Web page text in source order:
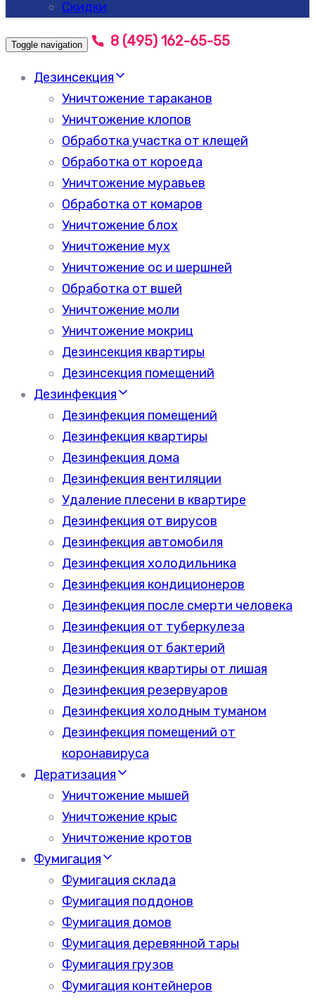
Скидки
Toggle navigation 8 (495) 162-65-55
Дезинсекция
Уничтожение тараканов
Уничтожение клопов
Обработка участка от клещей
Обработка от короеда
Уничтожение муравьев
Обработка от комаров
Уничтожение блох
Уничтожение мух
Уничтожение ос и шершней
Обработка от вшей
Уничтожение моли
Уничтожение мокриц
Дезинсекция квартиры
Дезинсекция помещений
Дезинфекция
Дезинфекция помещений
Дезинфекция квартиры
Дезинфекция дома
Дезинфекция вентиляции
Удаление плесени в квартире
Дезинфекция от вирусов
Дезинфекция автомобиля
Дезинфекция холодильника
Дезинфекция кондиционеров
Дезинфекция после смерти человека
Дезинфекция от туберкулеза
Дезинфекция от бактерий
Дезинфекция квартиры от лишая
Дезинфекция резервуаров
Дезинфекция холодным туманом
Дезинфекция помещений от
коронавируса
Дератизация
Уничтожение мышей
Уничтожение крыс
Уничтожение кротов
Фумигация
Фумигация склада
Фумигация поддонов
Фумигация домов
Фумигация деревянной тары
Фумигация грузов
Фумигация контейнеров